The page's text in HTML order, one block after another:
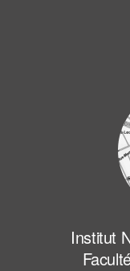
Institut